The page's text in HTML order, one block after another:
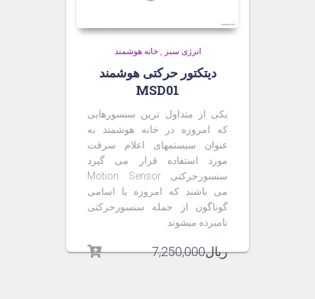
انرژی سبز ,خانه هوشمند
دیتکتور حرکتی هوشمند
MSD01
یکی از متداول ترین سنسورهایی
که امروزه در خانه هوشمند به
عنوان سیستمهای اعلام سرقت
مورد استفاده قرار می گیرد
سنسورحرکتی Motion Sensor
می باشند که امروزه با اسامی
گوناگون از جمله سنسورحرکتی
نامبرده میشوند.
ریال7,250,000